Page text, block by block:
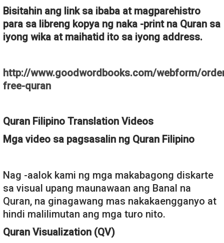
Bisitahin ang link sa ibaba at magparehistro
para sa libreng kopya ng naka -print na Quran sa
iyong wika at maihatid ito sa iyong address.
http://www.goodwordbooks.com/webform/
free-quran
Quran Filipino Translation Videos
Mga video sa pagsasalin ng Quran Filipino
Nag -aalok kami ng mga makabagong diskarte
sa visual upang maunawaan ang Banal na
Quran, na ginagawang mas nakakaengganyo at
hindi malilimutan ang mga turo nito.
Quran Visualization (QV)